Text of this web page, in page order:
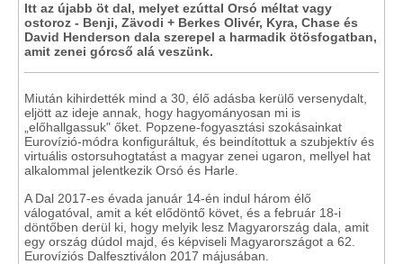
Itt az újabb öt dal, melyet ezúttal Orsó méltat vagy
ostoroz - Benji, Zävodi + Berkes Olivér, Kyra, Chase és
David Henderson dala szerepel a harmadik ötösfogatban,
amit zenei górcső alá veszünk.
Miután kihirdették mind a 30, élő adásba kerülő versenydalt,
eljött az ideje annak, hogy hagyományosan mi is
„előhallgassuk" őket. Popzene-fogyasztási szokásainkat
Eurovízió-módra konfiguráltuk, és beindítottuk a szubjektív és
virtuális ostorsuhogtatást a magyar zenei ugaron, mellyel hat
alkalommal jelentkezik Orsó és Harle.
A Dal 2017-es évada január 14-én indul három élő
válogatóval, amit a két elődöntő követ, és a február 18-i
döntőben derül ki, hogy melyik lesz Magyarország dala, amit
egy ország dúdol majd, és képviseli Magyarországot a 62.
Eurovíziós Dalfesztiválon 2017 májusában.